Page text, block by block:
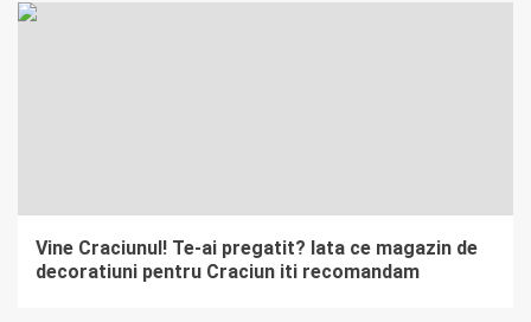
Vine Craciunul! Te-ai pregatit? Iata ce magazin de
decoratiuni pentru Craciun iti recomandam